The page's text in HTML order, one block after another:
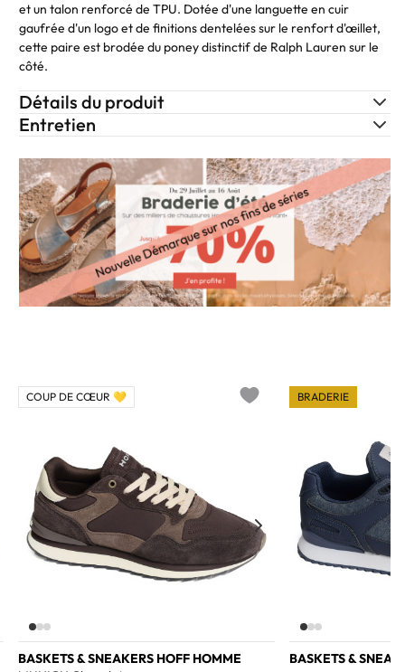
et un talon renforcé de TPU. Dotée d'une languette en cuir
gaufrée d'un logo et de finitions dentelées sur le renfort d'œillet,
cette paire est brodée du poney distinctif de Ralph Lauren sur le
côté.
Détails du produit
Entretien
BASKETS & SNEAKERS HOFF HOMME
COUP DE CŒUR 💛
BASKETS &
BRADERIE